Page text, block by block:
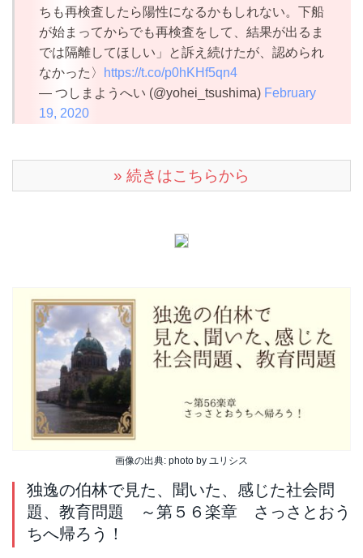
ちも再検査したら陽性になるかもしれない。下船
が始まってからでも再検査をして、結果が出るま
では隔離してほしい」と訴え続けたが、認められ
なかった〉
https://t.co/p0hKHf5qn4
— つしまようへい (@yohei_tsushima) February
19, 2020
» 続きはこちらから
画像の出典: photo by ユリシス
独逸の伯林で見た、聞いた、感じた社会問
題、教育問題 ～第５６楽章 さっさとおう
ちへ帰ろう！